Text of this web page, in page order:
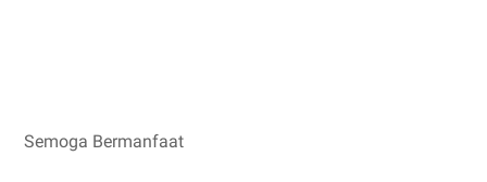
Semoga Bermanfaat